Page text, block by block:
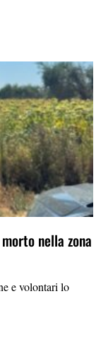
nella zona
e volontari lo